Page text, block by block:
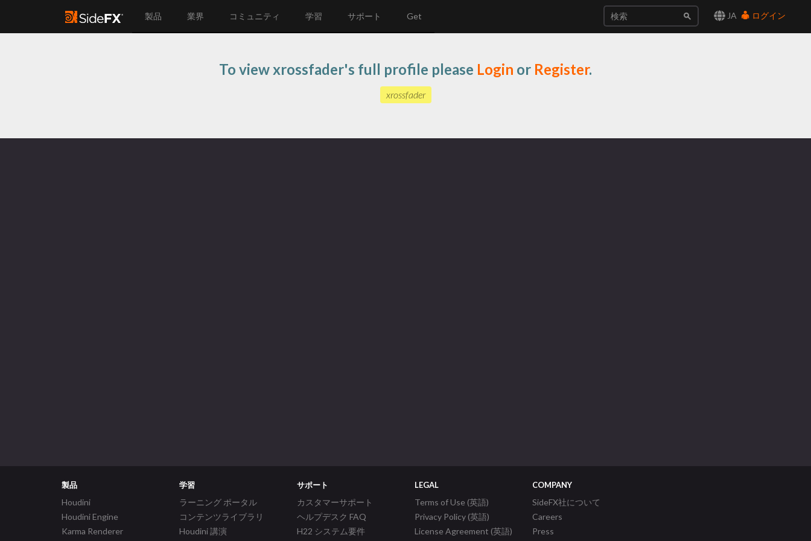
JA ログイン
製品 業界 コミュニティ 学習 サポート Get
To view xrossfader's full profile please Login or Register.
xrossfader
製品
Houdini
Houdini Engine
Karma Renderer
学習
ラーニング ポータル
コンテンツライブラリ
Houdini 講演
サポート
カスタマーサポート
ヘルプデスク FAQ
H22 システム要件
LEGAL
Terms of Use (英語)
Privacy Policy (英語)
License Agreement (英語)
COMPANY
SideFX社について
Careers
Press